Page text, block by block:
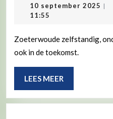
10 september 2025 10
|
11:55
Zoeterwoude zelfstandig, ondernemend en groen. Nu en
ook in de toekomst.
LEES MEER
MEER